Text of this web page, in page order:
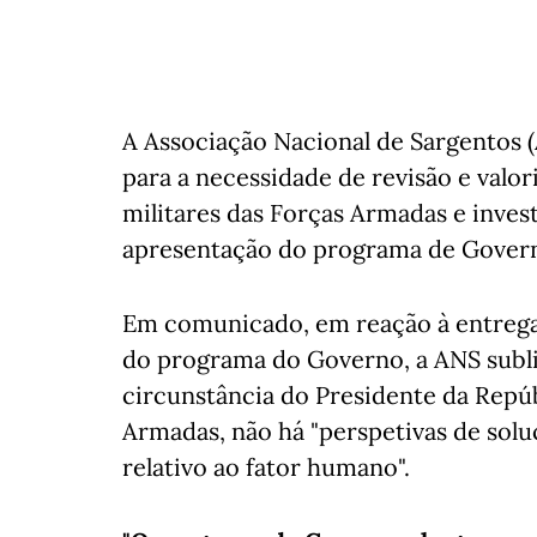
A Associação Nacional de
para a necessidade de revisão e
militares das Forças Armadas e
apresentação do programa de
Em comunicado, em reação à
do programa do Governo, a ANS
circunstância do Presidente da
Armadas, não há "perspetivas de
relativo ao fator humano".